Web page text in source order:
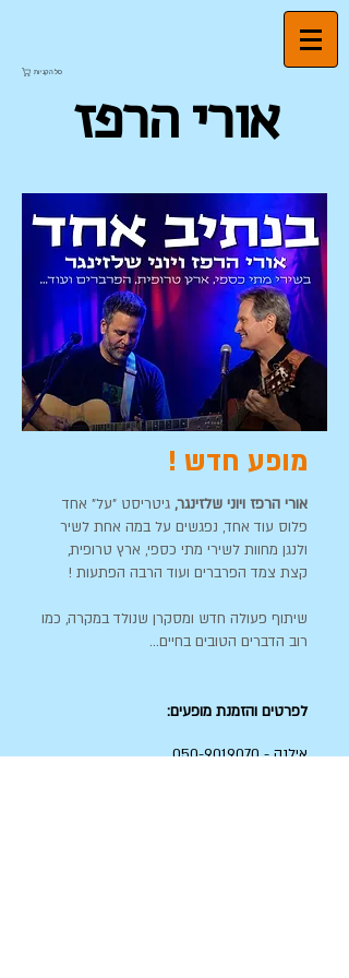
סל הקניות
אורי הרפז
מופע חדש !
אורי הרפז ויוני שלזינגר, גיטריסט "על" אחד
פלוס עוד אחד, נפגשים על במה אחת לשיר
ולנגן מחוות לשירי מתי כספי, ארץ טרופית,
קצת צמד הפרברים ועוד הרבה הפתעות !
שיתוף פעולה חדש ומסקרן שנולד במקרה, כמו
רוב הדברים הטובים בחיים...
לפרטים והזמנת מופעים:
אילנה -050-9019070